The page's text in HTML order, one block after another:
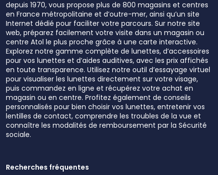
depuis 1970, vous propose plus de 800 magasins et centres
en France métropolitaine et d’outre-mer, ainsi qu’un site
Internet dédié pour faciliter votre parcours. Sur notre site
web, préparez facilement votre visite dans un magasin ou
centre Atol le plus proche grâce à une carte interactive.
Explorez notre gamme complète de lunettes, d’accessoires
pour vos lunettes et d’aides auditives, avec les prix affichés
en toute transparence. Utilisez notre outil d’essayage virtuel
pour visualiser les lunettes directement sur votre visage,
puis commandez en ligne et récupérez votre achat en
magasin ou en centre. Profitez également de conseils
personnalisés pour bien choisir vos lunettes, entretenir vos
lentilles de contact, comprendre les troubles de la vue et
connaître les modalités de remboursement par la Sécurité
sociale.
Recherches fréquentes